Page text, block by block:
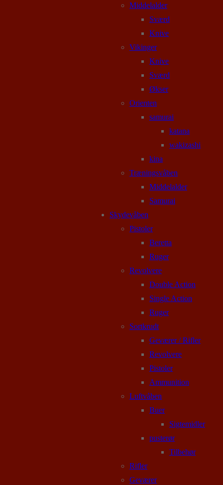
Middelalder
Sværd
Knive
Vikinger
Knive
Sværd
Økser
Orienten
samurai
katana
wakizashi
kina
Træningsvåben
Middelalder
Samurai
Skydevåben
Pistoler
Beretta
Ruger
Revolvere
Double Action
Single Action
Ruger
Sortkrudt
Geværer / Rifler
Revolvere
Pistoler
Ammunition
Luftvåben
Buer
Sigtemidler
pusterør
Tilbehør
Rifler
Geværer